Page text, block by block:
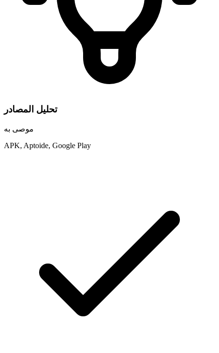
تحليل المصادر
موصى به
APK, Aptoide, Google Play